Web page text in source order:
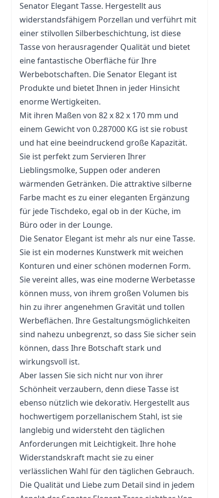
Senator ElegantTasse. Hergestellt aus
widerstandsfähigem Porzellan und verführt mit
einer stilvollen Silberbeschichtung, ist diese
Tasse von herausragender Qualität und bietet
eine fantastische Oberfläche für Ihre
Werbebotschaften. Die Senator Elegant ist
Produkte und bietet Ihnen in jeder Hinsicht
enorme Wertigkeiten.
Mit ihren Maßen von 82 x 82 x 170 mm und
einem Gewicht von 0.287000 KG ist sie robust
und hat eine beeindruckend große Kapazität.
Sie ist perfekt zum Servieren Ihrer
Lieblingsmolke, Suppen oder anderen
wärmenden Getränken. Die attraktive silberne
Farbe macht es zu einer eleganten Ergänzung
für jede Tischdeko, egal ob in der Küche, im
Büro oder in der Lounge.
Die Senator Elegant ist mehr als nur eine Tasse.
Sie ist ein modernes Kunstwerk mit weichen
Konturen und einer schönen modernen Form.
Sie vereint alles, was eine moderne Werbetasse
können muss, von ihrem großen Volumen bis
hin zu ihrer angenehmen Gravität und tollen
Werbeflächen. Ihre Gestaltungsmöglichkeiten
sind nahezu unbegrenzt, so dass Sie sicher sein
können, dass Ihre Botschaft stark und
wirkungsvoll ist.
Aber lassen Sie sich nicht nur von ihrer
Schönheit verzaubern, denn diese Tasse ist
ebenso nützlich wie dekorativ. Hergestellt aus
hochwertigem porzellanischem Stahl, ist sie
langlebig und widersteht den täglichen
Anforderungen mit Leichtigkeit. Ihre hohe
Widerstandskraft macht sie zu einer
verlässlichen Wahl für den täglichen Gebrauch.
Die Qualität und Liebe zum Detail sind in jedem